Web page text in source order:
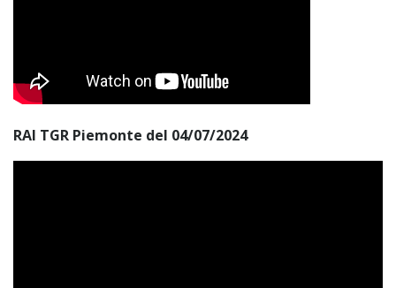
RAI TGR Piemonte del 04/07/2024